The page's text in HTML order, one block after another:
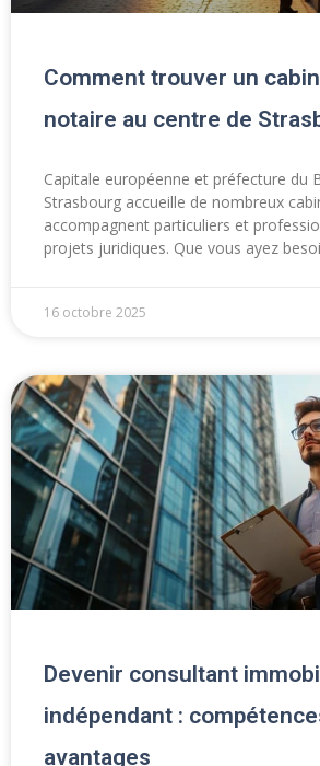
Comment trouver un
notaire au centre de
Capitale européenne et préfecture du
Strasbourg accueille de nombreux
accompagnent particuliers et
projets juridiques. Que vous ayez
16 octobre 2025
Devenir consultant
indépendant :
avantages